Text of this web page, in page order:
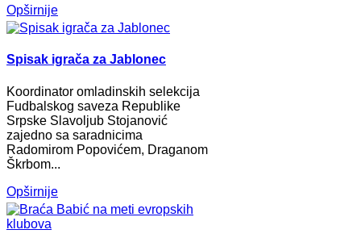
Opširnije
Spisak igrača za Jablonec
Koordinator omladinskih selekcija
Fudbalskog saveza Republike
Srpske Slavoljub Stojanović
zajedno sa saradnicima
Radomirom Popovićem, Draganom
Škrbom...
Opširnije